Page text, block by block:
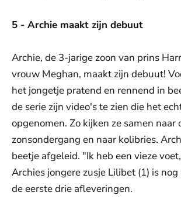
5 - Archie maakt zijn debuut
Archie, de 3-jarige zoon van prins
vrouw Meghan, maakt zijn debuut!
het jongetje pratend en rennend in
de serie zijn video's te zien die het
opgenomen. Zo kijken ze samen naar
zonsondergang en naar kolibries.
beetje afgeleid. "Ik heb een vieze
Archies jongere zusje Lilibet (1) is
de eerste drie afleveringen.